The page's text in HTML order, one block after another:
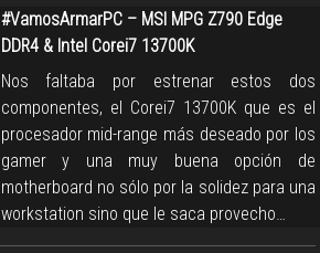
#VamosArmarPC – MSI MPG Z790 Edge
DDR4 & Intel Corei7 13700K
Nos faltaba por estrenar estos dos
componentes, el Corei7 13700K que es el
procesador mid-range más deseado por los
gamer y una muy buena opción de
motherboard no sólo por la solidez para una
workstation sino que le saca provecho…